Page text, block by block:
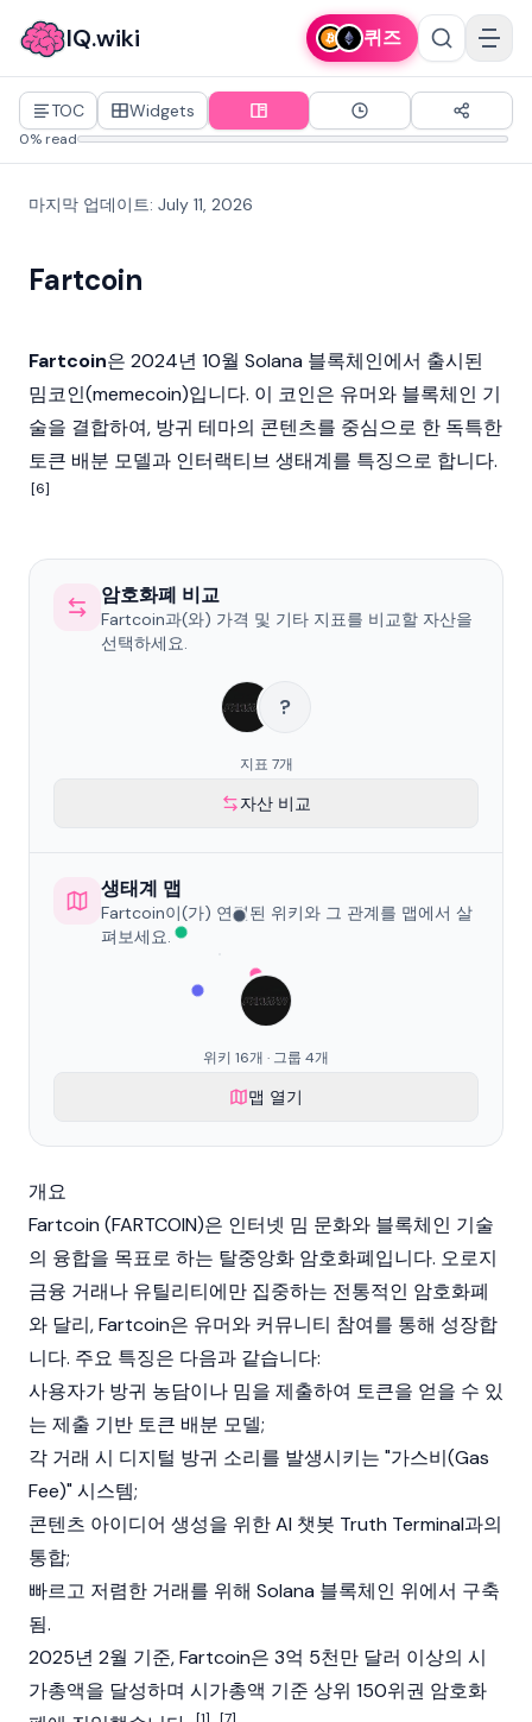
IQ.wiki 퀴즈
TOC Widgets
0% read
마지막 업데이트: July 11, 2026
Fartcoin
Fartcoin은 2024년 10월 Solana 블록체인에서 출시된
밈코인(memecoin)입니다. 이 코인은 유머와 블록체인 기
술을 결합하여, 방귀 테마의 콘텐츠를 중심으로 한 독특한
토큰 배분 모델과 인터랙티브 생태계를 특징으로 합니다.
[6]
암호화폐 비교
Fartcoin과(와) 가격 및 기타 지표를 비교할 자산을
선택하세요.
?
지표 7개
자산 비교
생태계 맵
Fartcoin이(가) 연결된 위키와 그 관계를 맵에서 살
펴보세요.
위키 16개 · 그룹 4개
맵 열기
개요
Fartcoin (FARTCOIN)은 인터넷 밈 문화와 블록체인 기술
의 융합을 목표로 하는 탈중앙화 암호화폐입니다. 오로지
금융 거래나 유틸리티에만 집중하는 전통적인 암호화폐
와 달리, Fartcoin은 유머와 커뮤니티 참여를 통해 성장합
니다. 주요 특징은 다음과 같습니다:
사용자가 방귀 농담이나 밈을 제출하여 토큰을 얻을 수 있
는 제출 기반 토큰 배분 모델;
각 거래 시 디지털 방귀 소리를 발생시키는 "가스비(Gas
Fee)" 시스템;
콘텐츠 아이디어 생성을 위한 AI 챗봇 Truth Terminal과의
통합;
빠르고 저렴한 거래를 위해 Solana 블록체인 위에서 구축
됨.
2025년 2월 기준, Fartcoin은 3억 5천만 달러 이상의 시
가총액을 달성하며 시가총액 기준 상위 150위권 암호화